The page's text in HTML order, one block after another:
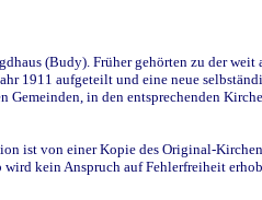
(Budy). Früher gehörten zu der
1911 aufgeteilt und eine neue
in den entsprechenden
ist von einer Kopie des Original-
kein Anspruch auf Fehlerfreiheit